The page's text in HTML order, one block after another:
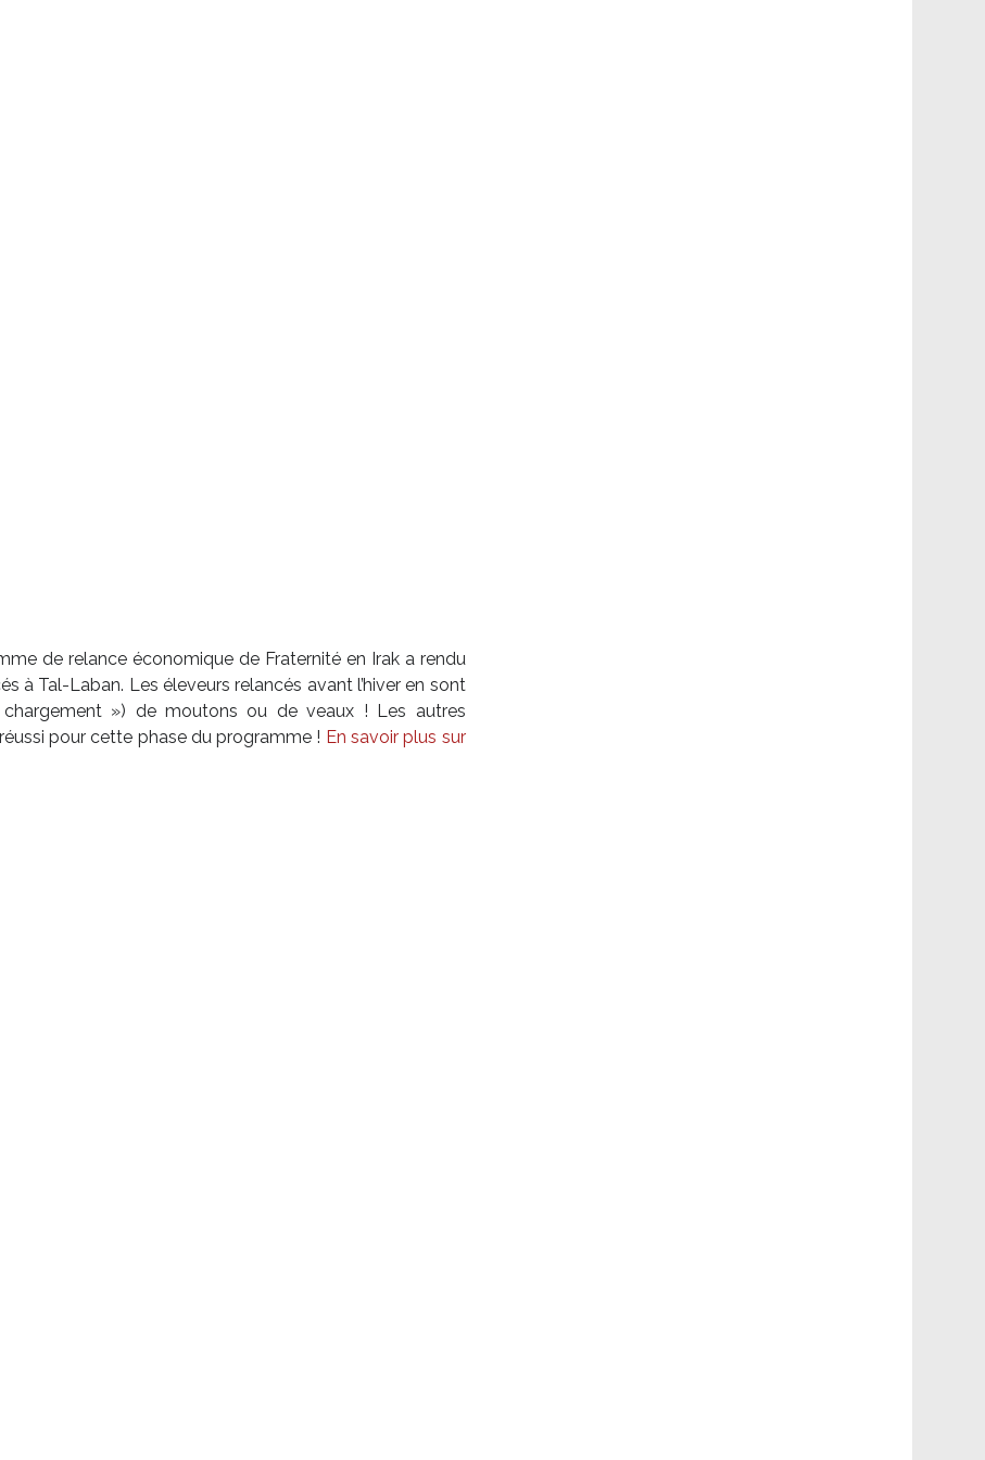
de relance économique de Fraternité en Irak a rendu
à Tal-Laban. Les éleveurs relancés avant l’hiver en sont
») de moutons ou de veaux ! Les autres
pour cette phase du programme ! En savoir plus sur